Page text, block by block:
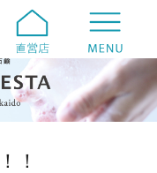
！